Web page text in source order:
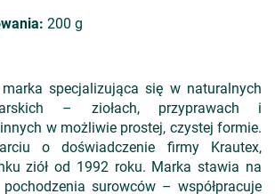
200 g
specjalizująca się w naturalnych
– ziołach, przyprawach i
w możliwie prostej, czystej formie.
o doświadczenie firmy Krautex,
ziół od 1992 roku. Marka stawia na
surowców – współpracuje